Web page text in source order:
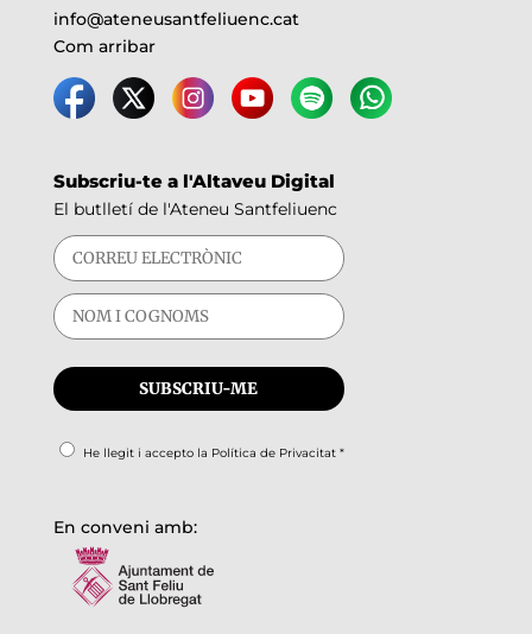
info@ateneusantfeliuenc.cat
Com arribar
Subscriu-te a l'Altaveu Digital
El butlletí de l'Ateneu Santfeliuenc
He llegit i accepto la Política de Privacitat*
En conveni amb: